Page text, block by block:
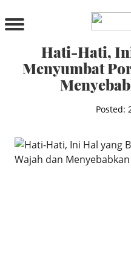
PRODUCTS
Cleanser
Toner
Serum & Treatment
Moisturizer
Sunscreen
Hati-Hati,
Menyumbat
Posted: